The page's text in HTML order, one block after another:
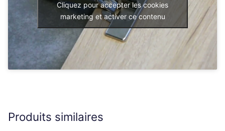
Cliquez pour accepter les cookies
marketing et activer ce contenu
Produits similaires